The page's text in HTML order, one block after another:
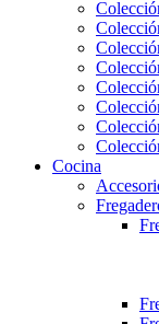
Cocina